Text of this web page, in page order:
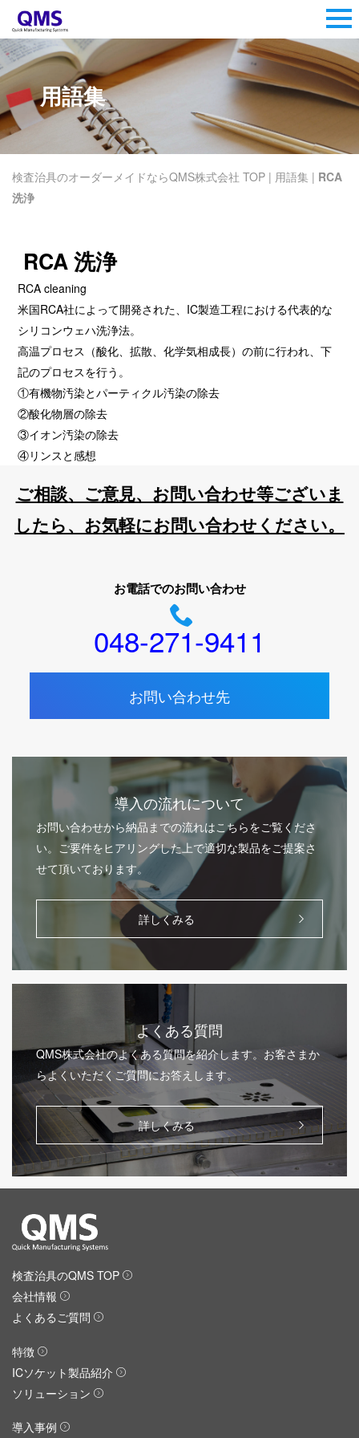
用語集
検査治具のオーダーメイドならQMS株式会社 TOP | 用語集 | RCA
洗浄
RCA 洗浄
RCA cleaning
米国RCA社によって開発された、IC製造工程における代表的な
シリコンウェハ洗浄法。
高温プロセス（酸化、拡散、化学気相成長）の前に行われ、下
記のプロセスを行う。
①有機物汚染とパーティクル汚染の除去
②酸化物層の除去
③イオン汚染の除去
④リンスと感想
ご相談、ご意見、お問い合わせ等ございま
したら、お気軽にお問い合わせください。
お電話でのお問い合わせ
048-271-9411
お問い合わせ先
導入の流れについて
お問い合わせから納品までの流れはこちらをご覧くださ
い。ご要件をヒアリングした上で適切な製品をご提案さ
せて頂いております。
詳しくみる
よくある質問
QMS株式会社のよくある質問を紹介します。お客さまか
らよくいただくご質問にお答えします。
詳しくみる
検査治具のQMS TOP
会社情報
よくあるご質問
特徴
ICソケット製品紹介
ソリューション
導入事例